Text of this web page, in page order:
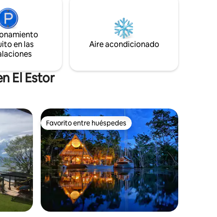
opción
de
en las
Aire acondicionado
El Estor
Favorito entre huéspedes
Favorito entre huéspedes